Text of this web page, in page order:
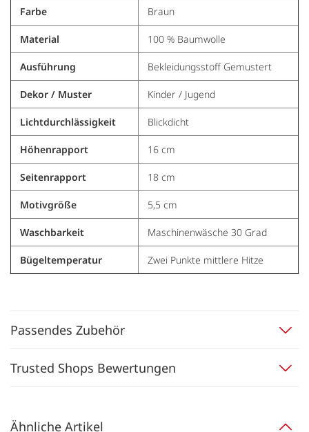
Farbe Braun
Material 100 % Baumwolle
Ausführung Bekleidungsstoff Gemustert
Dekor / Muster Kinder / Jugend
Lichtdurchlässigkeit Blickdicht
Höhenrapport 16 cm
Seitenrapport 18 cm
Motivgröße 5,5 cm
Waschbarkeit Maschinenwäsche 30 Grad
Bügeltemperatur Zwei Punkte mittlere Hitze
Passendes Zubehör
Trusted Shops Bewertungen
Ähnliche Artikel